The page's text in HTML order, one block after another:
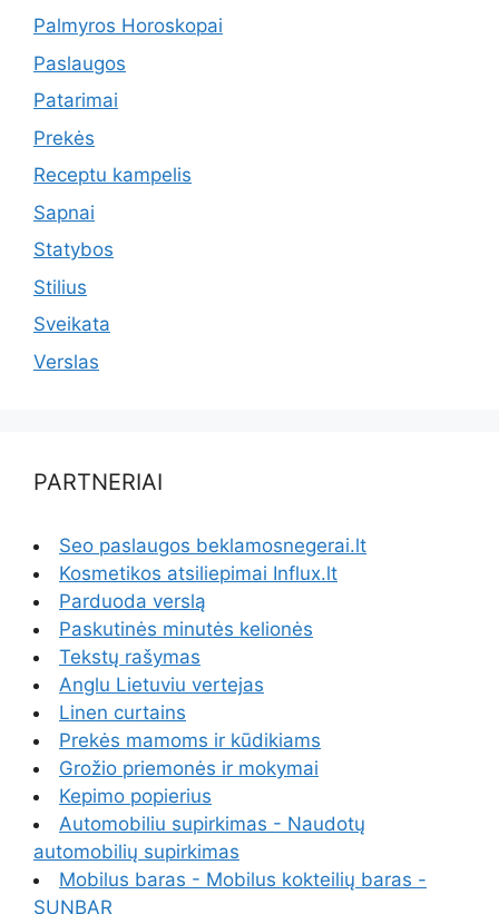
Palmyros Horoskopai
Paslaugos
Patarimai
Prekės
Receptu kampelis
Sapnai
Statybos
Stilius
Sveikata
Verslas
PARTNERIAI
Seo paslaugos beklamosnegerai.lt
Kosmetikos atsiliepimai Influx.lt
Parduoda verslą
Paskutinės minutės kelionės
Tekstų rašymas
Anglu Lietuviu vertejas
Linen curtains
Prekės mamoms ir kūdikiams
Grožio priemonės ir mokymai
Kepimo popierius
Automobiliu supirkimas - Naudotų
automobilių supirkimas
Mobilus baras - Mobilus kokteilių baras -
SUNBAR